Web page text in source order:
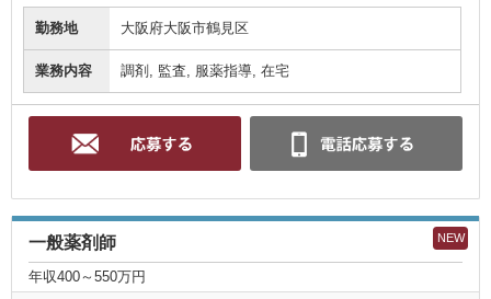
勤務地 大阪府大阪市鶴見区
業務内容 調剤, 監査, 服薬指導, 在宅
NEW
一般薬剤師
年収400～550万円